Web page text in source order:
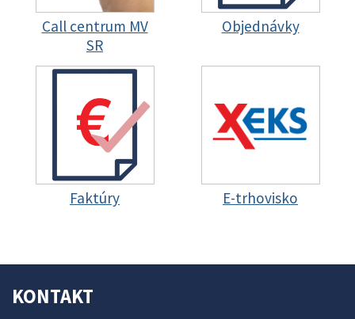
Call centrum MV
SR
Objednávky
Faktúry E-trhovisko
KONTAKT